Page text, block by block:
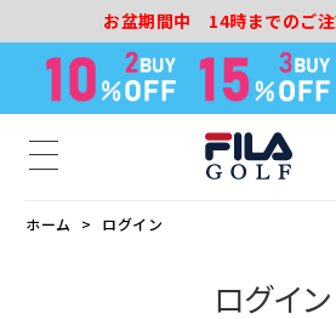
お盆期間中 14時までのご
ホーム ログイン
ログイン